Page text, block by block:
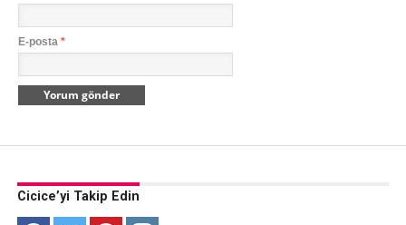
E-posta *
Cicice’yi Takip Edin